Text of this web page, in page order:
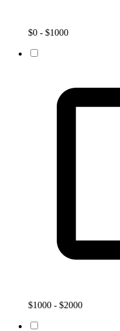
$0 - $1000
$1000 - $2000